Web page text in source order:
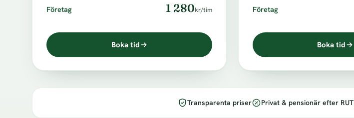
Företag 1 280kr/tim
Boka tid
Företag
Boka tid
Transparenta priser Privat & pensionär efter RUT